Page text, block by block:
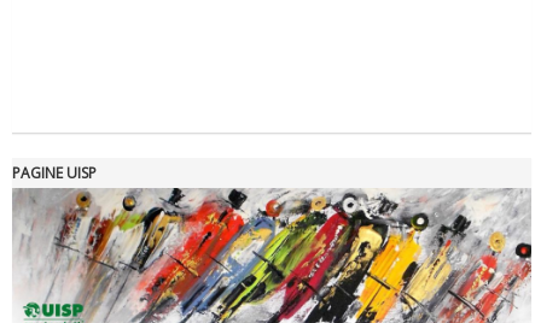
Tiziano Pesce a Radio InBlu2000 traccia il bilancio della stagione
PAGINE UISP